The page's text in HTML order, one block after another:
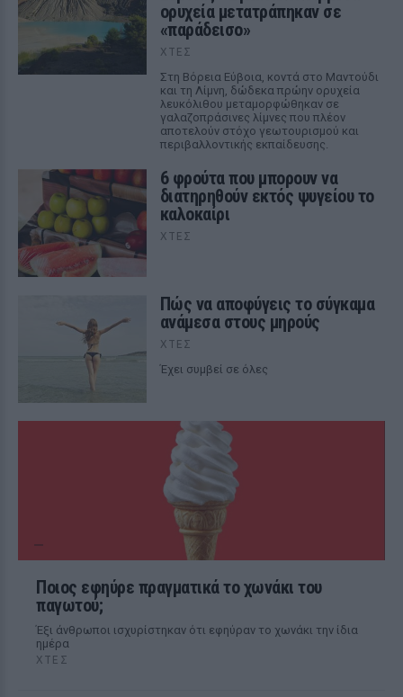
ορυχεία μετατράπηκαν σε
«παράδεισο»
ΧΤΕΣ
Στη Βόρεια Εύβοια, κοντά στο Μαντούδι
και τη Λίμνη, δώδεκα πρώην ορυχεία
λευκόλιθου μεταμορφώθηκαν σε
γαλαζοπράσινες λίμνες που πλέον
αποτελούν στόχο γεωτουρισμού και
περιβαλλοντικής εκπαίδευσης.
6 φρούτα που μπορουν να
διατηρηθούν εκτός ψυγείου το
καλοκαίρι
ΧΤΕΣ
Πώς να αποφύγεις το σύγκαμα
ανάμεσα στους μηρούς
ΧΤΕΣ
Έχει συμβεί σε όλες
Ποιος εφηύρε πραγματικά το χωνάκι του
παγωτού;
Έξι άνθρωποι ισχυρίστηκαν ότι εφηύραν το χωνάκι την ίδια
ημέρα
ΧΤΕΣ